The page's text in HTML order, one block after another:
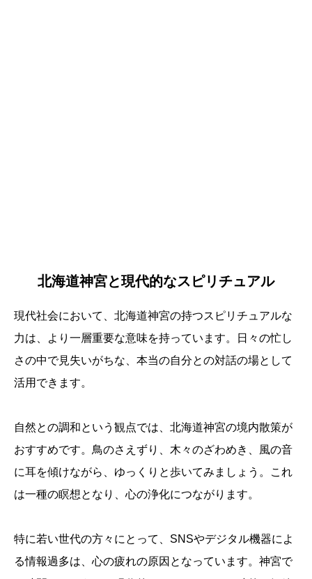
北海道神宮と現代的なスピリチュアル
現代社会において、北海道神宮の持つスピリチュアルな
力は、より一層重要な意味を持っています。日々の忙し
さの中で見失いがちな、本当の自分との対話の場として
活用できます。
自然との調和という観点では、北海道神宮の境内散策が
おすすめです。鳥のさえずり、木々のざわめき、風の音
に耳を傾けながら、ゆっくりと歩いてみましょう。これ
は一種の瞑想となり、心の浄化につながります。
特に若い世代の方々にとって、SNSやデジタル機器によ
る情報過多は、心の疲れの原因となっています。神宮で